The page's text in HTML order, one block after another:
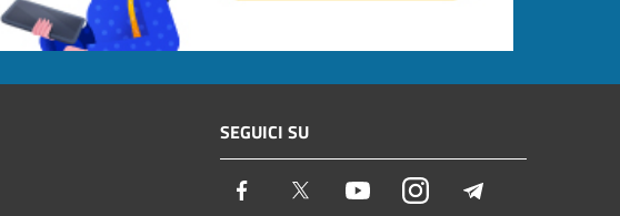
SEGUICI SU
Facebook Twitter YoutubeInstagram